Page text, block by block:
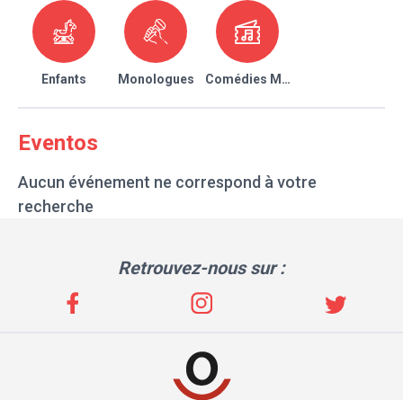
Enfants Monologues Comédies Musicales
Eventos
Aucun événement ne correspond à votre
recherche
Retrouvez-nous sur :